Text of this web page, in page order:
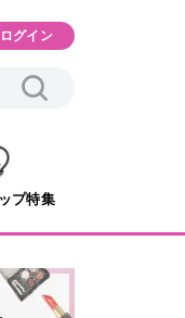
ログイン
プ特集